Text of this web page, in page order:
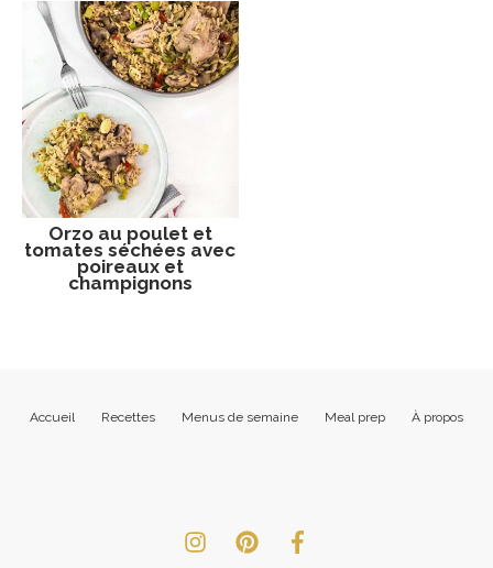
Orzo au poulet et
tomates séchées avec
poireaux et
champignons
Accueil Recettes Menus de semaine Meal prep À propos